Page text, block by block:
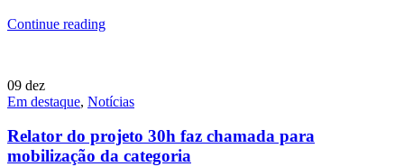
Continue reading
09 dez
Em destaque, Notícias
Relator do projeto 30h faz chamada para
mobilização da categoria